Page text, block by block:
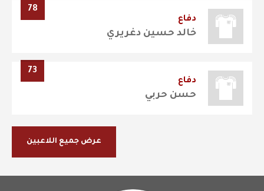
78
دفاع
خالد حسين دغريري
73
دفاع
حسن حربي
عرض جميع اللاعبين